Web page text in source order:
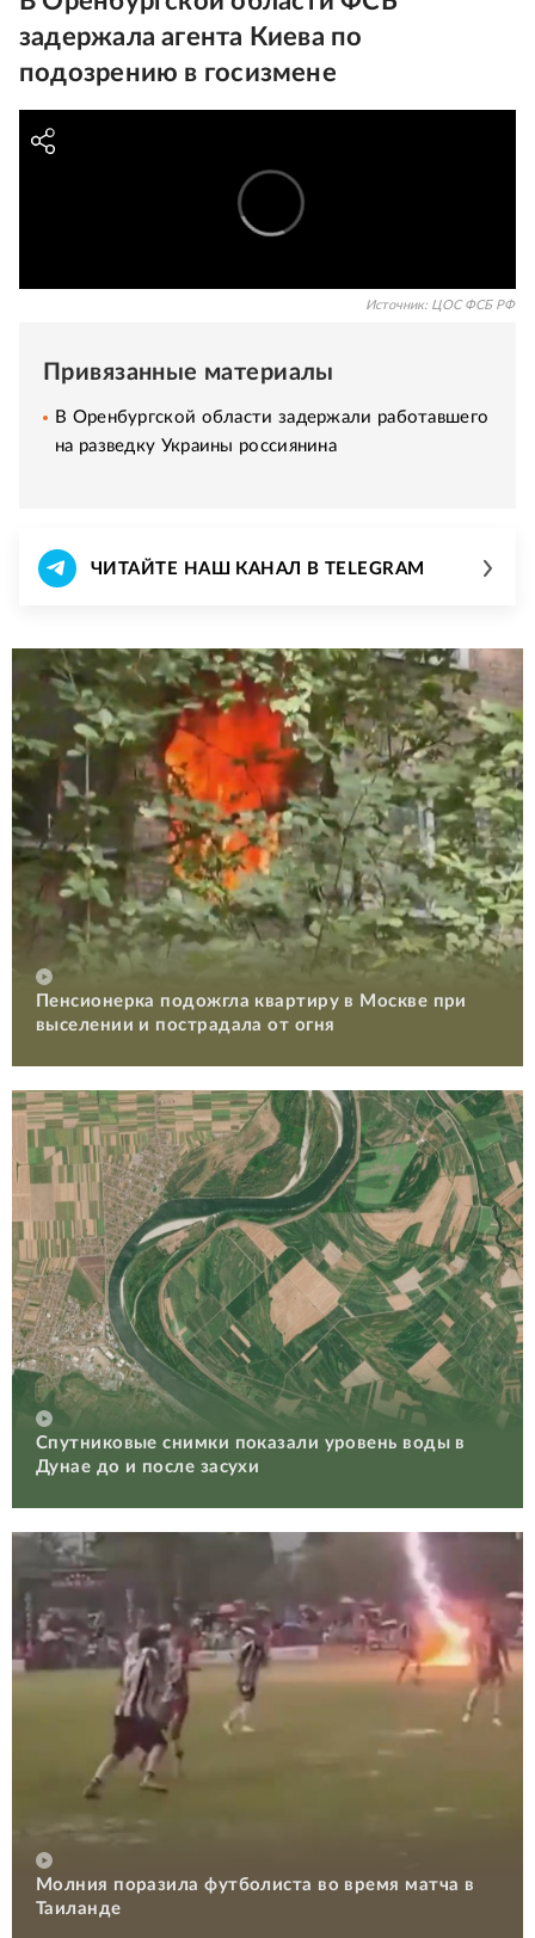
задержала агента Киева по
подозрению в госизмене
Источник: ЦОС ФСБ РФ
Привязанные материалы
В Оренбургской области задержали работавшего
на разведку Украины россиянина
ЧИТАЙТЕ НАШ КАНАЛ В TELEGRAM
Пенсионерка подожгла квартиру в Москве при
выселении и пострадала от огня
Спутниковые снимки показали уровень воды в
Дунае до и после засухи
Молния поразила футболиста во время матча в
Таиланде